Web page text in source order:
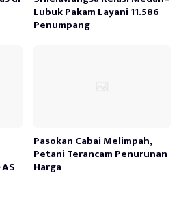
Lubuk Pakam Layani 11.586
Penumpang
Pasokan Cabai Melimpah,
Petani Terancam Penurunan
Harga